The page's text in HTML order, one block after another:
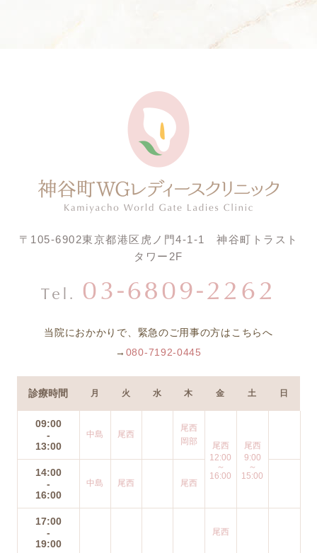
〒105-6902東京都港区虎ノ門4-1-1 神谷町トラスト
タワー2F
Tel. 03-6809-2262
当院におかかりで、緊急のご用事の方はこちらへ
→ 080-7192-0445
診療時間 月 火 水 木 金 土 日
09:00
-
13:00
中島 尾西
尾西
岡部
尾西
12:00
～
16:00
尾西
9:00
～
15:00
14:00
-
16:00
中島 尾西 尾西
17:00
-
19:00
尾西